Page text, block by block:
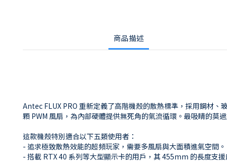
商品描述
Antec FLUX PRO 重新定義了高階機殼的散熱標準，採用鋼材
顆 PWM 風扇，為內部硬體提供無死角的氣流循環。最吸睛的
這款機殼特別適合以下五類使用者：
- 追求極致散熱效能的超頻玩家，需要多風扇與大面積進氣空間。
- 搭載 RTX 40 系列等大型顯示卡的用戶，其 455mm 的長度支